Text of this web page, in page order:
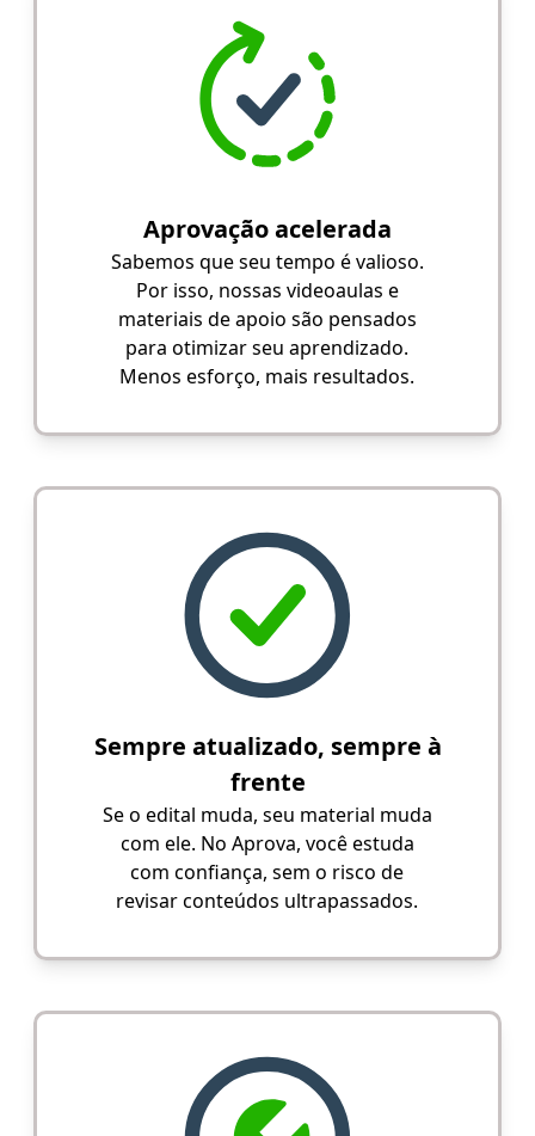
Aprovação acelerada
Sabemos que seu tempo é valioso.
Por isso, nossas videoaulas e
materiais de apoio são pensados
para otimizar seu aprendizado.
Menos esforço, mais resultados.
Sempre atualizado, sempre à
frente
Se o edital muda, seu material muda
com ele. No Aprova, você estuda
com confiança, sem o risco de
revisar conteúdos ultrapassados.